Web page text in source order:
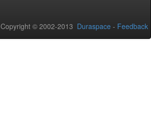
Copyright © 2002-2013 Duraspace - Feedback